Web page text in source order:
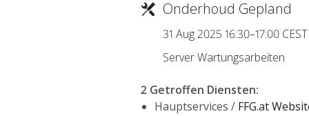
Onderhoud Gepland
31 Aug 2025 16:30–17:00 CEST
Server Wartungsarbeiten
2 Getroffen Diensten:
Hauptservices / FFG.at